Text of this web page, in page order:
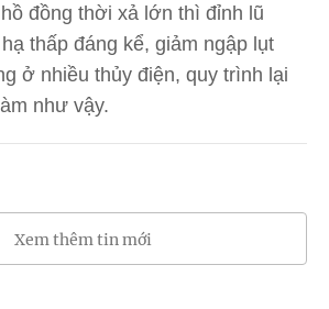
đồng thời xả lớn thì đỉnh lũ
thấp đáng kể, giảm ngập lụt
ở nhiều thủy điện, quy trình lại
như vậy.
Xem thêm tin mới